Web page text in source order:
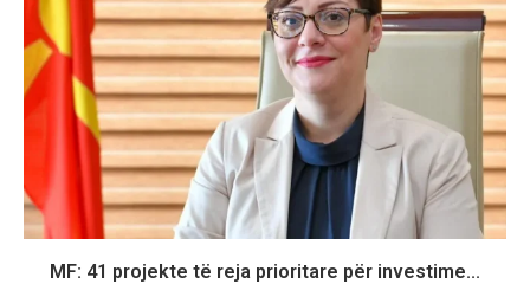
MF: 41 projekte të reja prioritare për investime...